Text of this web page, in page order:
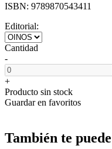
ISBN: 9789870543411
Editorial:
Cantidad
-
+
Producto sin stock
Guardar en favoritos
También te